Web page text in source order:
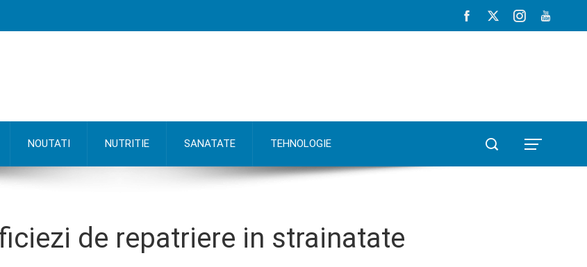
NOUTATI NUTRITIE SANATATE TEHNOLOGIE
de repatriere in strainatate